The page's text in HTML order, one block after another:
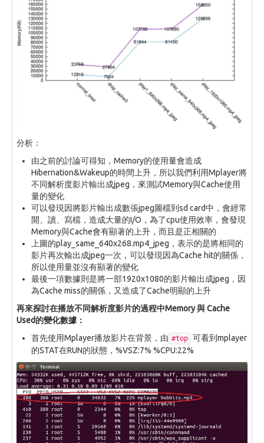
分析：
由之前的討論可得知，Memory的使用量會造成
Hibernation&Wakeup的時間上升，所以我們利用Mplayer將
不同解析度影片輸出成jpeg，來測試Memory與Cache使用
量的變化
可以發現因將影片輸出成數張jpeg圖檔到sd card中，會經常
開、讀、寫檔，造成大量的I/O，為了cpu使用效率，會發現
Memory與Cache會有顯著的上升，而且是正相關的
上圖的play_same_640x268.mp4_jpeg，表示的是將相同的
影片再次輸出成jpeg一次，可以發現因為Cache hit的關係，
所以使用量並沒有顯著的變化
最後一項數據則是將一部1920x1080的影片輸出成jpeg，因
為Cache miss的關係，又造成了Cache明顯的上升
再來探討在播放不同解析度影片的過程中Memory 與 Cache
Used的變化數據：
首先使用Mplayer播放影片在背景，由 #top 可看到mplayer
的STAT在RUN的狀態，%VSZ:7% %CPU:22%